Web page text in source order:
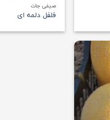
صیفی جات
فلفل دلمه ای
افزودن
به
علاقه
مندی
ها